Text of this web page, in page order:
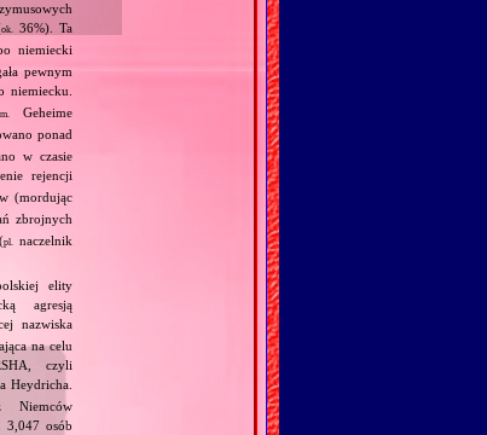
ok. 36%). Ta
niemiecki
pewnym
niemiecku.
Geheime
ponad
w czasie
rejencji
(mordując
zbrojnych
pl. naczelnik
elity
agresją
nazwiska
na celu
czyli
Heydricha.
Niemców
3,047 osób